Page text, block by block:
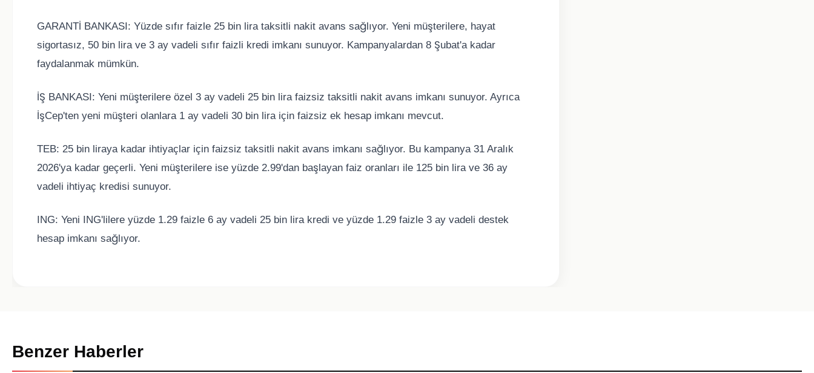
GARANTİ BANKASI: Yüzde sıfır faizle 25 bin lira taksitli nakit avans sağlıyor. Yeni müşterilere, hayat
sigortasız, 50 bin lira ve 3 ay vadeli sıfır faizli kredi imkanı sunuyor. Kampanyalardan 8 Şubat'a kadar
faydalanmak mümkün.
İŞ BANKASI: Yeni müşterilere özel 3 ay vadeli 25 bin lira faizsiz taksitli nakit avans imkanı sunuyor. Ayrıca
İşCep'ten yeni müşteri olanlara 1 ay vadeli 30 bin lira için faizsiz ek hesap imkanı mevcut.
TEB: 25 bin liraya kadar ihtiyaçlar için faizsiz taksitli nakit avans imkanı sağlıyor. Bu kampanya 31 Aralık
2026'ya kadar geçerli. Yeni müşterilere ise yüzde 2.99'dan başlayan faiz oranları ile 125 bin lira ve 36 ay
vadeli ihtiyaç kredisi sunuyor.
ING: Yeni ING'lilere yüzde 1.29 faizle 6 ay vadeli 25 bin lira kredi ve yüzde 1.29 faizle 3 ay vadeli destek
hesap imkanı sağlıyor.
Benzer Haberler